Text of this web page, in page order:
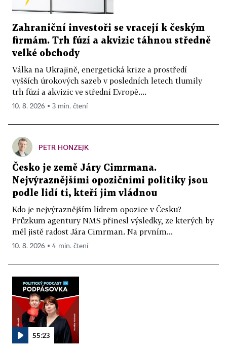
Zahraniční investoři se vracejí k českým
firmám. Trh fúzí a akvizic táhnou středně
velké obchody
Válka na Ukrajině, energetická krize a prostředí
vyšších úrokových sazeb v posledních letech tlumily
trh fúzí a akvizic ve střední Evropě....
10. 8. 2026 ▪ 3 min. čtení
PETR HONZEJK
Česko je země Járy Cimrmana.
Nejvýraznějšími opozičními politiky jsou
podle lidí ti, kteří jim vládnou
Kdo je nejvýraznějším lídrem opozice v Česku?
Průzkum agentury NMS přinesl výsledky, ze kterých by
měl jistě radost Jára Cimrman. Na prvním...
10. 8. 2026 ▪ 4 min. čtení
55:23